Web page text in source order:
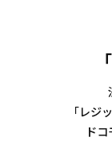
「レジ
ド